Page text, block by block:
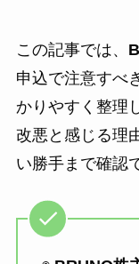
この記事では、
申込で注意すべ
かりやすく整理
改悪と感じる理
い勝手まで確認